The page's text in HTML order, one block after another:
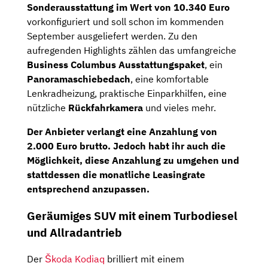
Sonderausstattung im Wert von 10.340 Euro
vorkonfiguriert und soll schon im kommenden
September ausgeliefert werden. Zu den
aufregenden Highlights zählen das umfangreiche
Business Columbus Ausstattungspaket, ein
Panoramaschiebedach, eine komfortable
Lenkradheizung, praktische Einparkhilfen, eine
nützliche Rückfahrkamera und vieles mehr.
Der Anbieter verlangt eine Anzahlung von
2.000 Euro brutto. Jedoch habt ihr auch die
Möglichkeit, diese Anzahlung zu umgehen und
stattdessen die monatliche Leasingrate
entsprechend anzupassen.
Geräumiges SUV mit einem Turbodiesel
und Allradantrieb
Der Škoda Kodiaq brilliert mit einem